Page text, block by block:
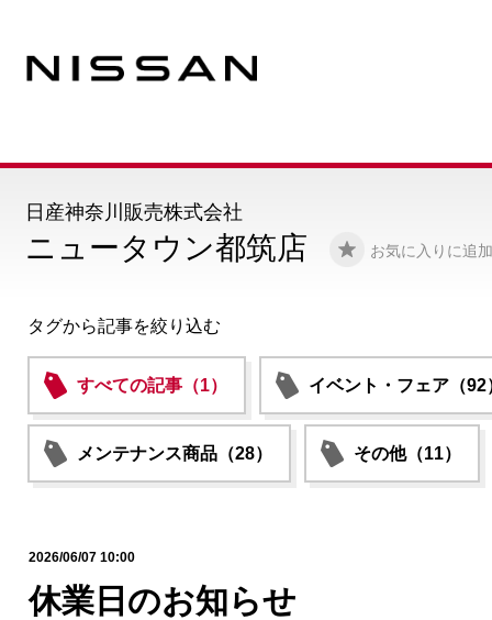
ニュータウン都筑店 お気に入りに追加
日産神奈川販売株式会社
タグから記事を絞り込む
すべての記事（1） イベント・フェア（92
メンテナンス商品（28） その他（11）
2026/06/07 10:00
休業日のお知らせ